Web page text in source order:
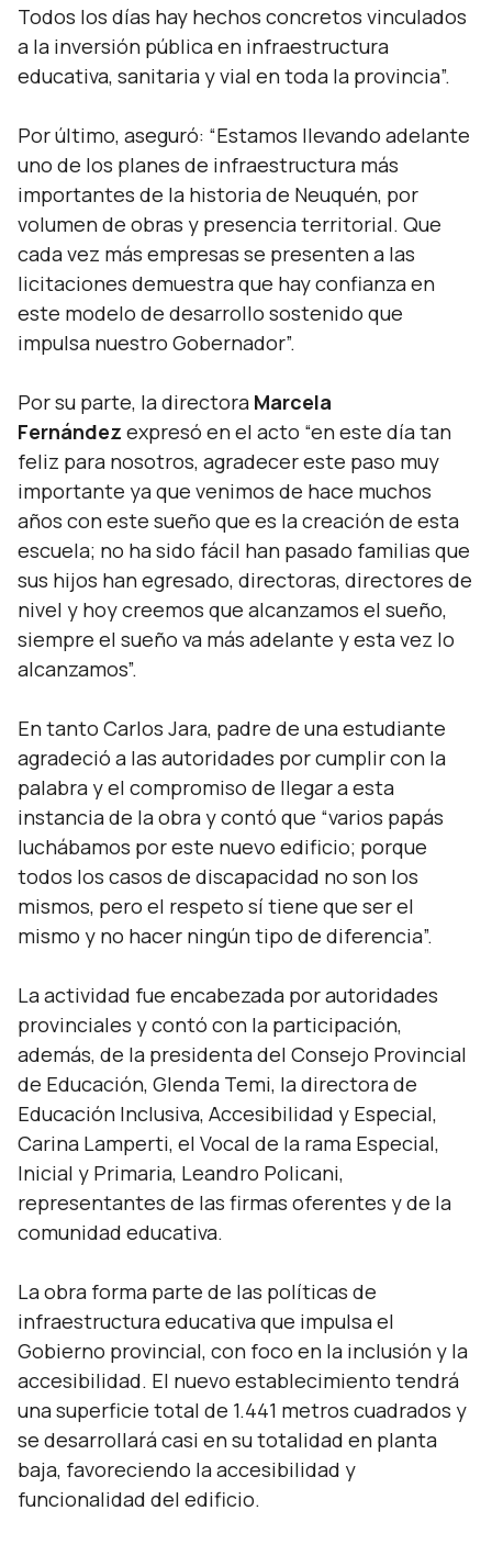
Todos los días hay hechos concretos vinculados
a la inversión pública en infraestructura
educativa, sanitaria y vial en toda la provincia”.
Por último, aseguró: “Estamos llevando adelante
uno de los planes de infraestructura más
importantes de la historia de Neuquén, por
volumen de obras y presencia territorial. Que
cada vez más empresas se presenten a las
licitaciones demuestra que hay confianza en
este modelo de desarrollo sostenido que
impulsa nuestro Gobernador”.
Por su parte, la directora Marcela
Fernández expresó en el acto “en este día tan
feliz para nosotros, agradecer este paso muy
importante ya que venimos de hace muchos
años con este sueño que es la creación de esta
escuela; no ha sido fácil han pasado familias que
sus hijos han egresado, directoras, directores de
nivel y hoy creemos que alcanzamos el sueño,
siempre el sueño va más adelante y esta vez lo
alcanzamos”.
En tanto Carlos Jara, padre de una estudiante
agradeció a las autoridades por cumplir con la
palabra y el compromiso de llegar a esta
instancia de la obra y contó que “varios papás
luchábamos por este nuevo edificio; porque
todos los casos de discapacidad no son los
mismos, pero el respeto sí tiene que ser el
mismo y no hacer ningún tipo de diferencia”.
La actividad fue encabezada por autoridades
provinciales y contó con la participación,
además, de la presidenta del Consejo Provincial
de Educación, Glenda Temi, la directora de
Educación Inclusiva, Accesibilidad y Especial,
Carina Lamperti, el Vocal de la rama Especial,
Inicial y Primaria, Leandro Policani,
representantes de las firmas oferentes y de la
comunidad educativa.
La obra forma parte de las políticas de
infraestructura educativa que impulsa el
Gobierno provincial, con foco en la inclusión y la
accesibilidad. El nuevo establecimiento tendrá
una superficie total de 1.441 metros cuadrados y
se desarrollará casi en su totalidad en planta
baja, favoreciendo la accesibilidad y
funcionalidad del edificio.